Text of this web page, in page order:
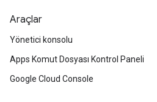
Araçlar
Yönetici konsolu
Apps Komut Dosyası Kontrol Paneli
Google Cloud Console